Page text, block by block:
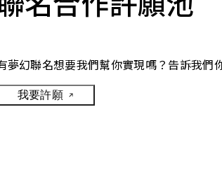
夢幻聯名想要我們幫你實現嗎？告訴我們
我要許願